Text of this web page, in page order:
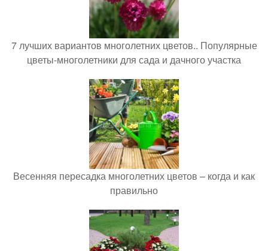
7 лучших вариантов многолетних цветов.. Популярные
цветы-многолетники для сада и дачного участка
Весенняя пересадка многолетних цветов – когда и как
правильно